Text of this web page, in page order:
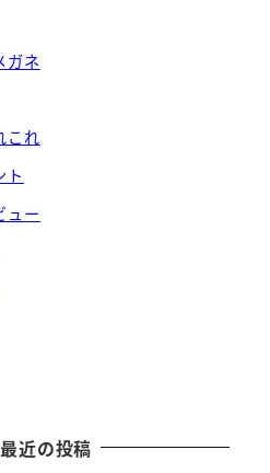
ガネ
これ
ト
ュー
最近の投稿